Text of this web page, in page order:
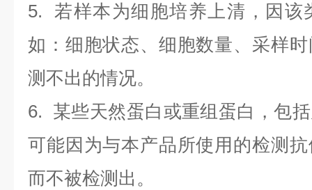
5. 若样本为细胞培养上清，因该
如：细胞状态、细胞数量、采样
测不出的情况。
6. 某些天然蛋白或重组蛋白，包
可能因为与本产品所使用的检测
而不被检测出。